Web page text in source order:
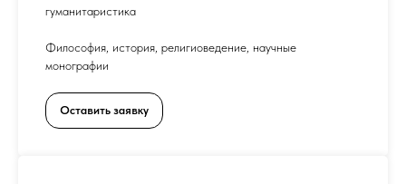
гуманитаристика
Философия, история, религиоведение, научные
монографии
Оставить заявку